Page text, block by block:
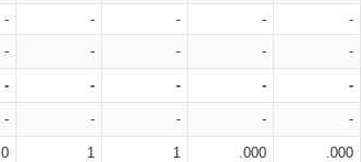
- - - -
-
- - - - -
- - - - -
- - - - -
0 1 1 .000 .000